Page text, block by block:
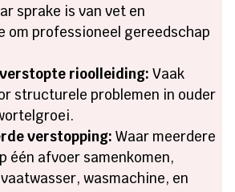
sprake is van vet en
om professioneel gereedschap
rioolleiding: Vaak
structurele problemen in ouder
verstopping: Waar meerdere
één afvoer samenkomen,
wasmachine, en